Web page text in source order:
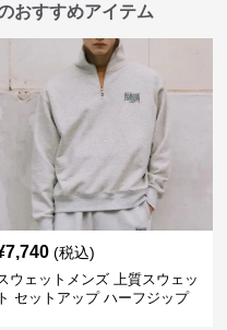
おすすめアイテム
7,740 (税込)
ウェットメンズ 上質スウェッ
ト セットアップ ハーフジップ